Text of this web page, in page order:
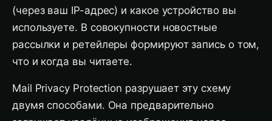
(через ваш IP-адрес) и какое устройство вы
используете. В совокупности новостные
рассылки и ретейлеры формируют запись о том,
что и когда вы читаете.
Mail Privacy Protection разрушает эту схему
двумя способами. Она предварительно